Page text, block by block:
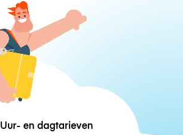
Uur- en dagtarieven